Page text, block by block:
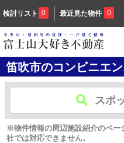
検討リスト 0 最近見た物件 0
笛吹市のコンビニエ
スポ
※物件情報の周辺施設紹介のペー
社では対応できません。